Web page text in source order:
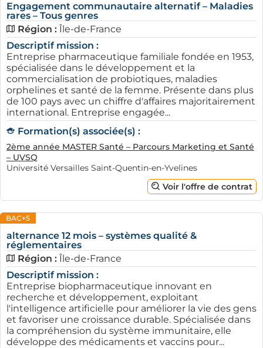
Engagement communautaire alternatif – Maladies
rares – Tous genres
Région : Île-de-France
Descriptif mission :
Entreprise pharmaceutique familiale fondée en 1953,
spécialisée dans le développement et la
commercialisation de probiotiques, maladies
orphelines et santé de la femme. Présente dans plus
de 100 pays avec un chiffre d'affaires majoritairement
international. Entreprise engagée...
Formation(s) associée(s) :
2ème année MASTER Santé – Parcours Marketing et Santé
– UVSQ
Université Versailles Saint-Quentin-en-Yvelines
Voir l'offre de contrat
BAC+5
alternance 12 mois – systèmes qualité &
réglementaires
Région : Île-de-France
Descriptif mission :
Entreprise biopharmaceutique innovant en
recherche et développement, exploitant
l'intelligence artificielle pour améliorer la vie des gens
et favoriser une croissance durable. Spécialisée dans
la compréhension du système immunitaire, elle
développe des médicaments et vaccins pour...